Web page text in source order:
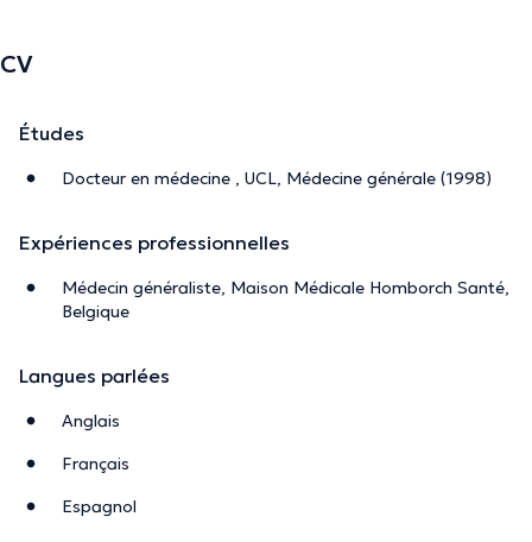
CV
Études
Docteur en médecine , UCL, Médecine générale (1998)
Expériences professionnelles
Médecin généraliste, Maison Médicale Homborch Santé,
Belgique
Langues parlées
Anglais
Français
Espagnol